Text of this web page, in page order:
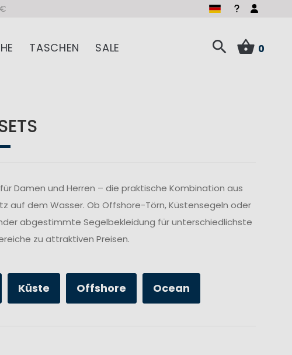
TASCHEN SALE 0
Damen und Herren – die praktische Kombination aus
auf dem Wasser. Ob Offshore-Törn, Küstensegeln oder
abgestimmte Segelbekleidung für unterschiedlichste
zu attraktiven Preisen.
Küste Offshore Ocean